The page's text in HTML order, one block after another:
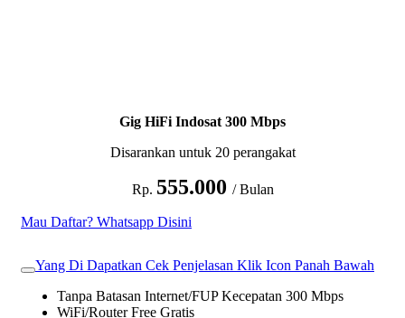
Gig HiFi Indosat 300 Mbps
Disarankan untuk 20 perangakat
Rp. 555.000 / Bulan
Mau Daftar? Whatsapp Disini
Yang Di Dapatkan Cek Penjelasan Klik Icon Panah Bawah
Tanpa Batasan Internet/FUP Kecepatan 300 Mbps
WiFi/Router Free Gratis